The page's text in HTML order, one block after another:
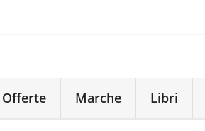
Offerte Marche Libri